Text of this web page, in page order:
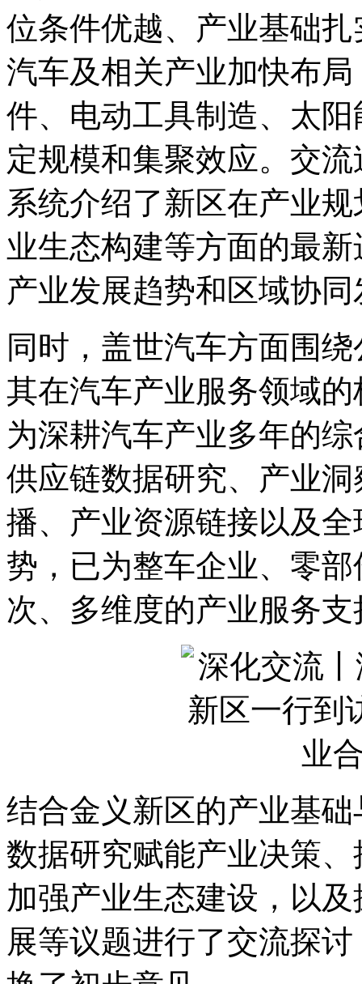
位条件优越、产业基础
汽车及相关产业加快布
件、电动工具制造、太
定规模和集聚效应。交
系统介绍了新区在产业
业生态构建等方面的最
产业发展趋势和区域协
同时，盖世汽车方面围
其在汽车产业服务领域
为深耕汽车产业多年的
供应链数据研究、产业
播、产业资源链接以及
势，已为整车企业、零
次、多维度的产业服务支
结合金义新区的产业基
数据研究赋能产业决策
加强产业生态建设，以
展等议题进行了交流探